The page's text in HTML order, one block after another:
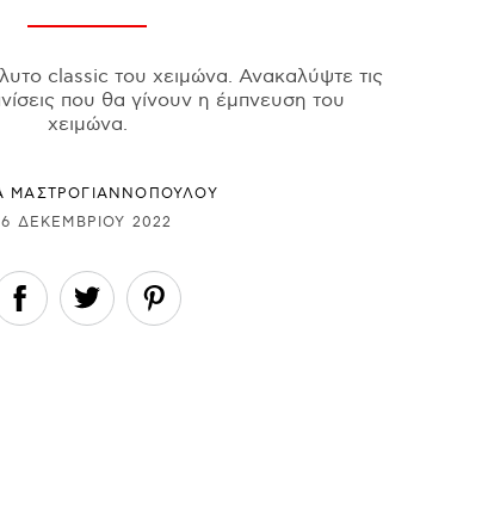
classic του χειμώνα. Ανακαλύψτε τις
που θα γίνουν η έμπνευση του
χειμώνα.
ΜΑΣΤΡΟΓΙΑΝΝΟΠΟΥΛΟΥ
6 ΔΕΚΕΜΒΡΊΟΥ 2022